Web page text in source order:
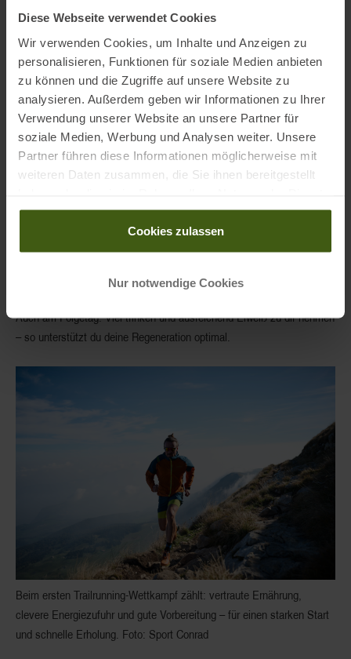
Diese Webseite verwendet Cookies
Wir verwenden Cookies, um Inhalte und Anzeigen zu
personalisieren, Funktionen für soziale Medien anbieten
zu können und die Zugriffe auf unsere Website zu
analysieren. Außerdem geben wir Informationen zu Ihrer
Verwendung unserer Website an unsere Partner für
soziale Medien, Werbung und Analysen weiter. Unsere
Partner führen diese Informationen möglicherweise mit
weiteren Daten zusammen, die Sie ihnen bereitgestellt
gesammelt haben.
Cookies zulassen
Nur notwendige Cookies
Nach dem Lauf: viel trinken + Elektrolyte, um Salzverluste
auszugleichen
5. Post-Race-Regeneration
Die Erholung beginnt direkt im Ziel:
Innerhalb von 30 Minuten: ein Snack mit Kohlenhydraten &
Eiweiß (z. B. Shake oder Energieriegel)
Danach: eine ausgewogene Mahlzeit – z. B. Reis mit Gemüse
1g Kohlenhydrate pro kg Körpergewichtnach dem Lauf
Auch am Folgetag: Viel trinken und ausreichend Eiweiß zu dir nehmen
– so unterstützt du deine Regeneration optimal.
Beim ersten Trailrunning-Wettkampf zählt: vertraute Ernährung,
clevere Energiezufuhr und gute Vorbereitung – für einen starken Start
und schnelle Erholung. Foto: Sport Conrad